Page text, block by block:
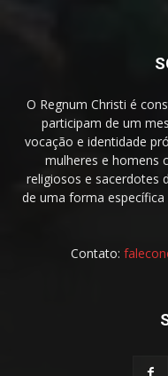
O Regnum Christi é
participam de um
vocação e identidade
mulheres e homens
religiosos e sacerdotes
de uma forma
Contato: